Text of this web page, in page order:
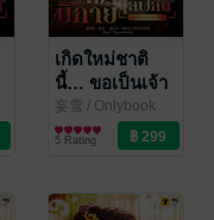
เกิดใหม่ชาติ
นี้… ขอเป็นเจ้า
นิกายมาไลฟ์สด
เล่ม 10
妄雪 / Onlybook
นิยายแฟนตาซี
5 Rating